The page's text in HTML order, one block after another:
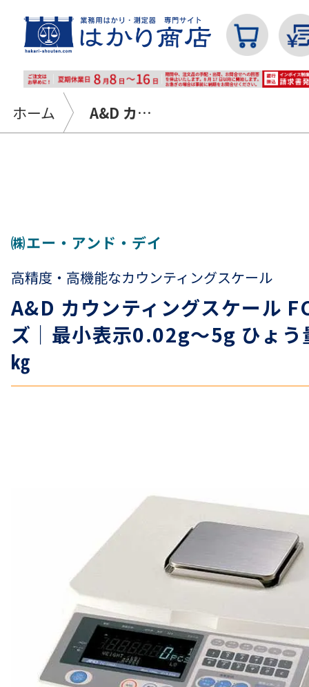
分銅
温度計・湿度計
濃度・環境測定
色々な計測器
ホーム A&D カウンティングスケール FC-Si / iシリーズ｜最小表示0.02g～5g ひょう量0.5㎏～50㎏
㈱エー・アンド・デイ
高精度・高機能なカウンティングスケール
A&D カウンティングスケール
ズ｜最小表示0.02g～5g ひょ
㎏